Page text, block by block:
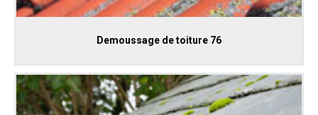
Demoussage de toiture 76